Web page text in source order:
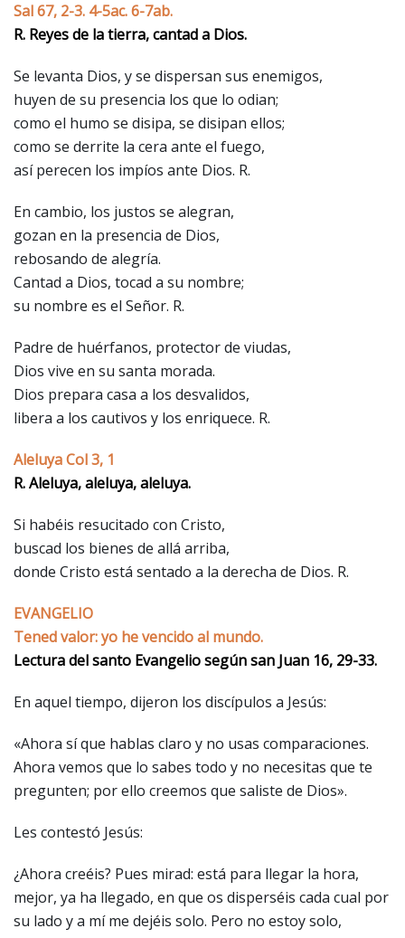
Sal 67, 2-3. 4-5ac. 6-7ab.
R. Reyes de la tierra, cantad a Dios.
Se levanta Dios, y se dispersan sus enemigos,
huyen de su presencia los que lo odian;
como el humo se disipa, se disipan ellos;
como se derrite la cera ante el fuego,
así perecen los impíos ante Dios. R.
En cambio, los justos se alegran,
gozan en la presencia de Dios,
rebosando de alegría.
Cantad a Dios, tocad a su nombre;
su nombre es el Señor. R.
Padre de huérfanos, protector de viudas,
Dios vive en su santa morada.
Dios prepara casa a los desvalidos,
libera a los cautivos y los enriquece. R.
Aleluya Col 3, 1
R. Aleluya, aleluya, aleluya.
Si habéis resucitado con Cristo,
buscad los bienes de allá arriba,
donde Cristo está sentado a la derecha de Dios. R.
EVANGELIO
Tened valor: yo he vencido al mundo.
Lectura del santo Evangelio según san Juan 16, 29-33.
En aquel tiempo, dijeron los discípulos a Jesús:
«Ahora sí que hablas claro y no usas comparaciones.
Ahora vemos que lo sabes todo y no necesitas que te
pregunten; por ello creemos que saliste de Dios».
Les contestó Jesús:
¿Ahora creéis? Pues mirad: está para llegar la hora,
mejor, ya ha llegado, en que os disperséis cada cual por
su lado y a mí me dejéis solo. Pero no estoy solo,